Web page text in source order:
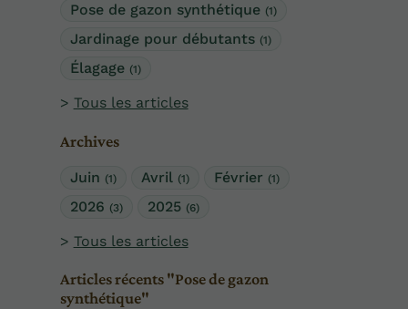
Pose de gazon synthétique (1)
Jardinage pour débutants (1)
Élagage (1)
Tous les articles
Archives
Juin (1) Avril (1) Février (1)
2026 (3) 2025 (6)
Tous les articles
Articles récents "Pose de gazon
synthétique"